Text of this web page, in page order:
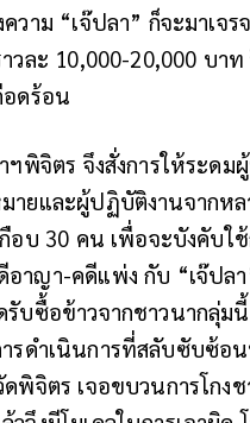
วาม “เจ๊ปลา” ก็จะมาเจ
วละ 10,000-20,000 บา
อดร้อน
ฯพิจิตร จึงสั่งการให้ระดม
ายและผู้ปฏิบัติงานจากห
กือบ 30 คน เพื่อจะบังคับใ
อาญา-คดีแพ่ง กับ “เจ๊ปล
รับซื้อข้าวจากชาวนากลุ่ม
ารดำเนินการที่สลับซับซ้อ
ดพิจิตร เจอขบวนการโกง